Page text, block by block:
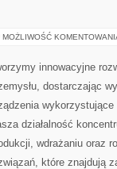
MOŻLIWOŚĆ
innowacyjne
dostarczając
działalność
wdrażaniu oraz
które znajdują